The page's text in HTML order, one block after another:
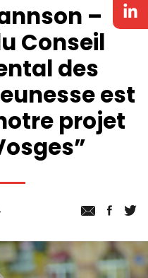
–
Conseil
des
est
projet